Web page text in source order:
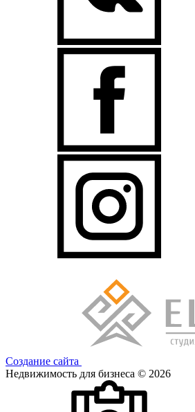
Создание сайта
Недвижимость для бизнеса © 2026